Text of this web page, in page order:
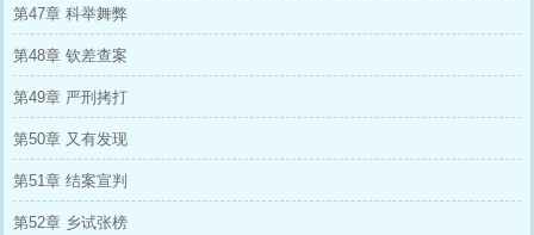
第47章 科举舞弊
第48章 钦差查案
第49章 严刑拷打
第50章 又有发现
第51章 结案宣判
第52章 乡试张榜